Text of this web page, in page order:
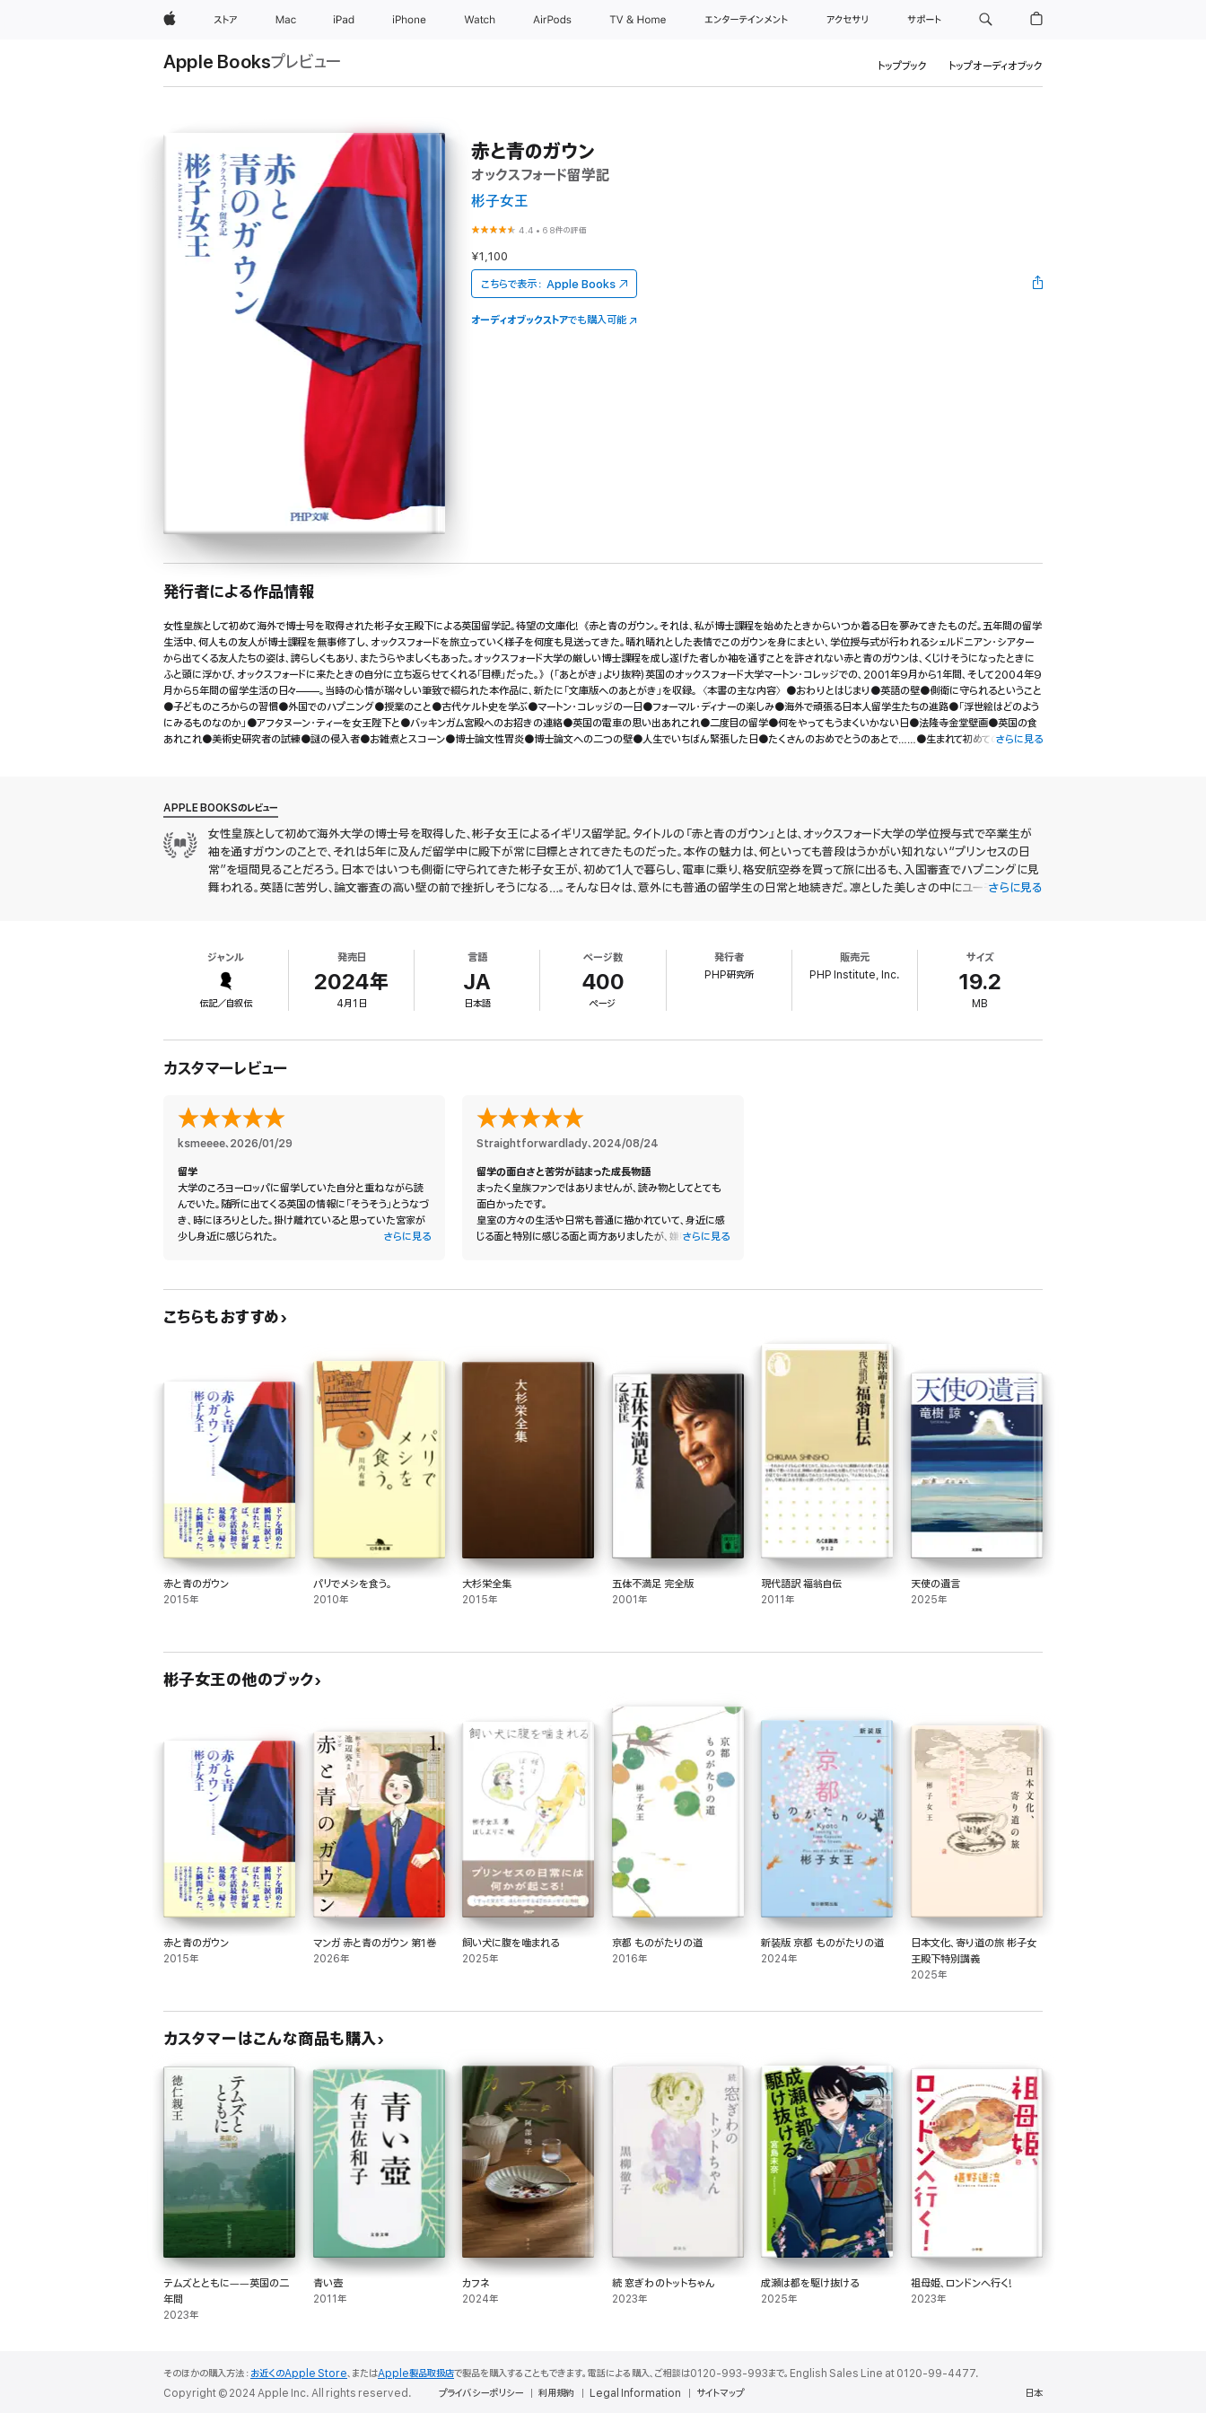
Appleストア Mac iPad iPhone Watch AirPods TV & Home エンターテインメント アクセサリ サポート
Apple Booksプレビュー トップブック トップオーディオブック
赤と青のガウン
オックスフォード留学記
彬子女王
4.4 • 68件の評価
¥1,100
こちらで表示： Apple Books
オーディオブックストアでも購入可能
発行者による作品情報
女性皇族として初めて海外で博士号を取得された彬子女王殿下による英国留学記。待望の文庫化!《赤と青のガウン。それは、私が博士課程を始めたときからいつか着る日を夢みてきたものだ。五年間の留学
生活中、何人もの友人が博士課程を無事修了し、オックスフォードを旅立っていく様子を何度も見送ってきた。晴れ晴れとした表情でこのガウンを身にまとい、学位授与式が行われるシェルドニアン・シアター
から出てくる友人たちの姿は、誇らしくもあり、またうらやましくもあった。オックスフォード大学の厳しい博士課程を成し遂げた者しか袖を通すことを許されない赤と青のガウンは、くじけそうになったときに
ふと頭に浮かび、オックスフォードに来たときの自分に立ち返らせてくれる「目標」だった。》(「あとがき」より抜粋)英国のオックスフォード大学マートン・コレッジでの、2001年9月から1年間、そして2004年9
月から5年間の留学生活の日々——。当時の心情が瑞々しい筆致で綴られた本作品に、新たに「文庫版へのあとがき」を収録。〈本書の主な内容〉●おわりとはじまり●英語の壁●側衛に守られるということ
●子どものころからの習慣●外国でのハプニング●授業のこと●古代ケルト史を学ぶ●マートン・コレッジの一日●フォーマル・ディナーの楽しみ●海外で頑張る日本人留学生たちの進路●「浮世絵はどのよう
にみるものなのか」●アフタヌーン・ティーを女王陛下と●バッキンガム宮殿へのお招きの連絡●英国の電車の思い出あれこれ●二度目の留学●何をやってもうまくいかない日●法隆寺金堂壁画●英国の食
あれこれ●美術史研究者の試練●謎の侵入者●お雑煮とスコーン●博士論文性胃炎●博士論文への二つの壁●人生でいちばん緊張した日●たくさんのおめでとうのあとで……●生まれて初めての猛抗議●
さらに見る
APPLE BOOKSのレビュー
女性皇族として初めて海外大学の博士号を取得した、彬子女王によるイギリス留学記。タイトルの『赤と青のガウン』とは、オックスフォード大学の学位授与式で卒業生が
袖を通すガウンのことで、それは5年に及んだ留学中に殿下が常に目標とされてきたものだった。本作の魅力は、何といっても普段はうかがい知れない“プリンセスの日
常”を垣間見ることだろう。日本ではいつも側衛に守られてきた彬子女王が、初めて1人で暮らし、電車に乗り、格安航空券を買って旅に出るも、入国審査でハプニングに見
舞われる。英語に苦労し、論文審査の高い壁の前で挫折しそうになる…。そんな日々は、意外にも普通の留学生の日常と地続きだ。凛とした美しさの中にユーモアが息づ
さらに見る
ジャンル
伝記／自叙伝
発売日
2024年
4月1日
言語
JA
日本語
ページ数
400
ページ
発行者
PHP研究所
販売元
PHP Institute, Inc.
サイズ
19.2
MB
カスタマーレビュー
ksmeeee、 2026/01/29
留学
大学のころヨーロッパに留学していた自分と重ねながら読
んでいた。随所に出てくる英国の情報に「そうそう」とうなづ
き、時にほろりとした。掛け離れていると思っていた宮家が
少し身近に感じられた。
さらに見る
Straightforwardlady、 2024/08/24
留学の面白さと苦労が詰まった成長物語
まったく皇族ファンではありませんが、読み物としてとても
面白かったです。
皇室の方々の生活や日常も普通に描かれていて、身近に感
じる面と特別に感じる面と両方ありましたが、嫌味に思うこ
さらに見る
こちらもおすすめ
赤と青のガウン
2015年
パリでメシを食う。
2010年
大杉栄全集
2015年
五体不満足 完全版
2001年
現代語訳 福翁自伝
2011年
天使の遺言
2025年
彬子女王の他のブック
赤と青のガウン
2015年
マンガ 赤と青のガウン 第1巻
2026年
飼い犬に腹を噛まれる
2025年
京都 ものがたりの道
2016年
新装版 京都 ものがたりの道
2024年
日本文化、寄り道の旅 彬子女
王殿下特別講義
2025年
カスタマーはこんな商品も購入
テムズとともに――英国の二
年間
2023年
青い壺
2011年
カフネ
2024年
続 窓ぎわのトットちゃん
2023年
成瀬は都を駆け抜ける
2025年
祖母姫、ロンドンへ行く!
2023年
そのほかの購入方法： お近くのApple Store、またはApple製品取扱店で製品を購入することもできます。電話による購入、ご相談は0120-993-993まで。English Sales Line at 0120-99-4477.
日本
Copyright © 2024 Apple Inc. All rights reserved. プライバシーポリシー 利用規約 Legal Information サイトマップ